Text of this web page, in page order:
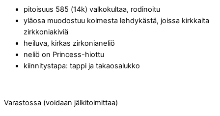
pitoisuus 585 (14k) valkokultaa, rodinoitu
yläosa muodostuu kolmesta lehdykästä, joissa kirkkaita
zirkkoniakiviä
heiluva, kirkas zirkonianeliö
neliö on Princess-hiottu
kiinnitystapa: tappi ja takaosalukko
Varastossa (voidaan jälkitoimittaa)